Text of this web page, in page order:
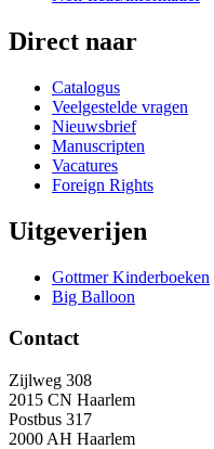
Direct naar
Catalogus
Veelgestelde vragen
Nieuwsbrief
Manuscripten
Vacatures
Foreign Rights
Uitgeverijen
Gottmer Kinderboeken
Big Balloon
Contact
Zijlweg 308
2015 CN Haarlem
Postbus 317
2000 AH Haarlem